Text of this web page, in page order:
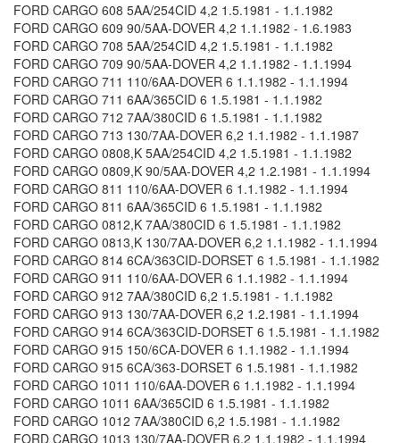
FORD CARGO 608 5AA/254CID 4,2 1.5.1981 - 1.1.1982
FORD CARGO 609 90/5AA-DOVER 4,2 1.1.1982 - 1.6.1983
FORD CARGO 708 5AA/254CID 4,2 1.5.1981 - 1.1.1982
FORD CARGO 709 90/5AA-DOVER 4,2 1.1.1982 - 1.1.1994
FORD CARGO 711 110/6AA-DOVER 6 1.1.1982 - 1.1.1994
FORD CARGO 711 6AA/365CID 6 1.5.1981 - 1.1.1982
FORD CARGO 712 7AA/380CID 6 1.5.1981 - 1.1.1982
FORD CARGO 713 130/7AA-DOVER 6,2 1.1.1982 - 1.1.1987
FORD CARGO 0808,K 5AA/254CID 4,2 1.5.1981 - 1.1.1982
FORD CARGO 0809,K 90/5AA-DOVER 4,2 1.2.1981 - 1.1.1994
FORD CARGO 811 110/6AA-DOVER 6 1.1.1982 - 1.1.1994
FORD CARGO 811 6AA/365CID 6 1.5.1981 - 1.1.1982
FORD CARGO 0812,K 7AA/380CID 6 1.5.1981 - 1.1.1982
FORD CARGO 0813,K 130/7AA-DOVER 6,2 1.1.1982 - 1.1.1994
FORD CARGO 814 6CA/363CID-DORSET 6 1.5.1981 - 1.1.1982
FORD CARGO 911 110/6AA-DOVER 6 1.1.1982 - 1.1.1994
FORD CARGO 912 7AA/380CID 6,2 1.5.1981 - 1.1.1982
FORD CARGO 913 130/7AA-DOVER 6,2 1.2.1981 - 1.1.1994
FORD CARGO 914 6CA/363CID-DORSET 6 1.5.1981 - 1.1.1982
FORD CARGO 915 150/6CA-DOVER 6 1.1.1982 - 1.1.1994
FORD CARGO 915 6CA/363-DORSET 6 1.5.1981 - 1.1.1982
FORD CARGO 1011 110/6AA-DOVER 6 1.1.1982 - 1.1.1994
FORD CARGO 1011 6AA/365CID 6 1.5.1981 - 1.1.1982
FORD CARGO 1012 7AA/380CID 6,2 1.5.1981 - 1.1.1982
FORD CARGO 1013 130/7AA-DOVER 6,2 1.1.1982 - 1.1.1994